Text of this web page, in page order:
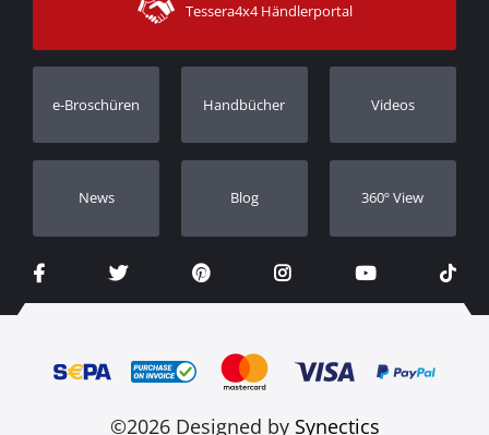
Kundendienst
Bestellung verfolgen
Händler
Tessera4x4 Händlerportal
e-Broschüren Handbücher Videos
Νews Blog 360º View
©2026 Designed by Synectics